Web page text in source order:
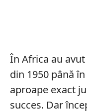
În Africa au
din 1950 până
aproape exact
succes. Dar